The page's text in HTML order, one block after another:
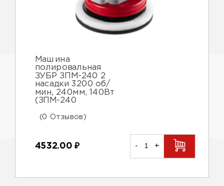
Машина
полировальная
ЗУБР ЗПМ-240 2
насадки 3200 об/
мин, 240мм, 140Вт
(ЗПМ-240
(0 Отзывов)
4532.00₽ - +